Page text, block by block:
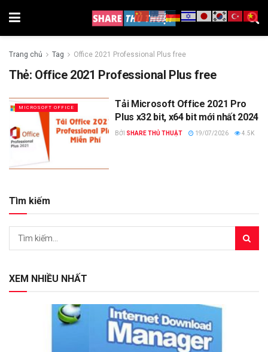
Trang chủ Tag Office 2021 Professional Plus free
Thẻ: Office 2021 Professional Plus free
MICROSOFT OFFICE
Tải Microsoft Office 2021 Pro
Plus x32 bit, x64 bit mới nhất 2024
BỞI SHARE THỦ THUẬT 19/07/2026 4.5K
Tìm kiếm
XEM NHIỀU NHẤT